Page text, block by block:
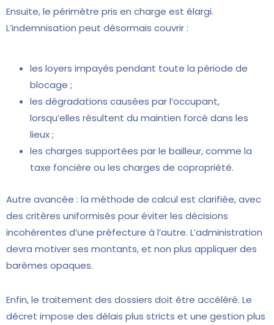
Ensuite, le périmètre pris en charge est élargi.
L’indemnisation peut désormais couvrir :
les loyers impayés pendant toute la période de
blocage ;
les dégradations causées par l’occupant,
lorsqu’elles résultent du maintien forcé dans les
lieux ;
les charges supportées par le bailleur, comme la
taxe foncière ou les charges de copropriété.
Autre avancée : la méthode de calcul est clarifiée, avec
des critères uniformisés pour éviter les décisions
incohérentes d’une préfecture à l’autre. L’administration
devra motiver ses montants, et non plus appliquer des
barèmes opaques.
Enfin, le traitement des dossiers doit être accéléré. Le
décret impose des délais plus stricts et une gestion plus